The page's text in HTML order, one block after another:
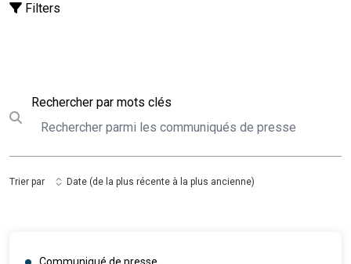
Filters
Submit search
Rechercher par mots clés
Trier par Date (de la plus récente à la plus ancienne)